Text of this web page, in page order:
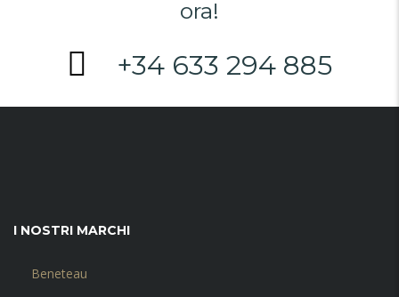
ora!
+34 633 294 885
I NOSTRI MARCHI
Beneteau